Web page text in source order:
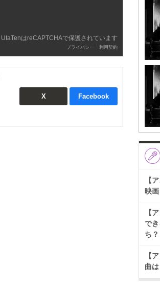
UtaTenはreCAPTCHAで保護されています
プライバシー - 利用契約
X Facebook
【
映
【
で
ち？
【
曲は